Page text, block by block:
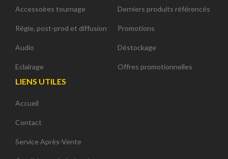
Accessoires tournage
Régie, post-prod et diffusion
Audio
Eclairage
Derniers produits référencés
Promotions
Déstockage
Offres promotionnelles
LIENS UTILES
Accueil
Contact
Service Après-Vente